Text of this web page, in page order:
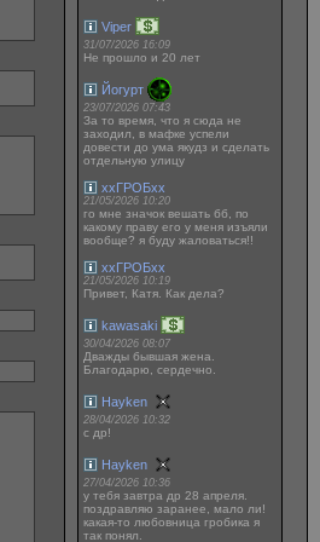
Viper
31/07/2026 16:09
Не прошло и 20 лет
Йогурт
23/07/2026 07:43
За то время, что я сюда не
заходил, в мафке успели
довести до ума якудз и сделать
отдельную улицу
ххГРОБхх
21/05/2026 10:20
го мне значок вешать бб, по
какому праву его у меня изъяли
вообще? я буду жаловаться!!
ххГРОБхх
21/05/2026 10:19
Привет, Катя. Как дела?
kawasaki
30/04/2026 08:07
Дважды бывшая жена.
Благодарю, сердечно.
Hayken
28/04/2026 10:32
с др!
Hayken
27/04/2026 10:36
у тебя завтра др 28 апреля.
поздравляю заранее, мало ли!
какая-то любовница гробика я
так понял.